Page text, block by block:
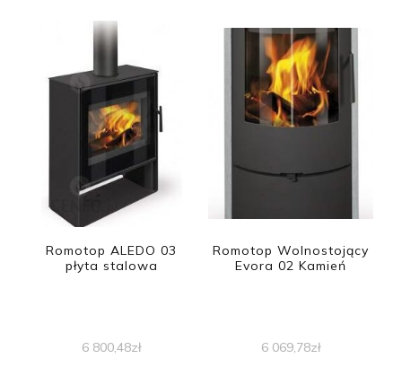
Romotop ALEDO 03
płyta stalowa
6 800,48zł
Romotop Wolnostojący
Evora 02 Kamień
6 069,78zł